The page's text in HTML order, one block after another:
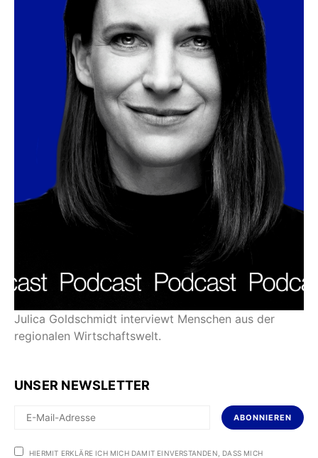
Julica Goldschmidt interviewt Menschen aus der
regionalen Wirtschaftswelt.
UNSER NEWSLETTER
ABONNIEREN
HIERMIT ERKLÄRE ICH MICH DAMIT EINVERSTANDEN, DASS MICH